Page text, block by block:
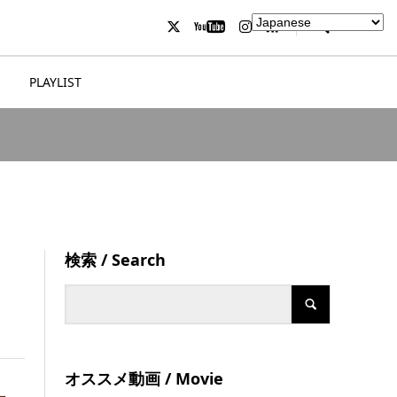
PLAYLIST
検索 / Search
オススメ動画 / Movie